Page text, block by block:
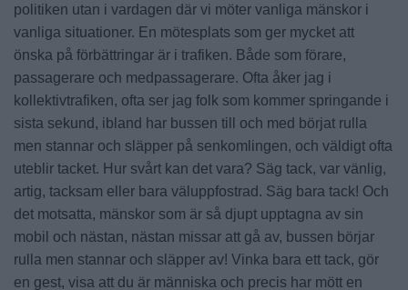
politiken utan i vardagen där vi möter vanliga mänskor i
vanliga situationer. En mötesplats som ger mycket att
önska på förbättringar är i trafiken. Både som förare,
passagerare och medpassagerare. Ofta åker jag i
kollektivtrafiken, ofta ser jag folk som kommer springande i
sista sekund, ibland har bussen till och med börjat rulla
men stannar och släpper på senkomlingen, och väldigt ofta
uteblir tacket. Hur svårt kan det vara? Säg tack, var vänlig,
artig, tacksam eller bara väluppfostrad. Säg bara tack! Och
det motsatta, mänskor som är så djupt upptagna av sin
mobil och nästan, nästan missar att gå av, bussen börjar
rulla men stannar och släpper av! Vinka bara ett tack, gör
en gest, visa att du är människa och precis har mött en